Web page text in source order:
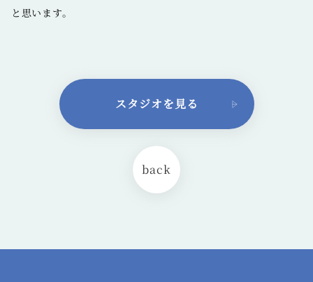
と思います。
スタジオを見る
back